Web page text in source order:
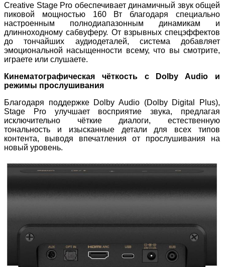
Creative Stage Pro обеспечивает динамичный звук общей
пиковой мощностью 160 Вт благодаря специально
настроенным полнодиапазонным динамикам и
длинноходному сабвуферу. От взрывных спецэффектов
до тончайших аудиодеталей, система добавляет
эмоциональной насыщенности всему, что вы смотрите,
играете или слушаете.
Кинематографическая чёткость с Dolby Audio и
режимы прослушивания
Благодаря поддержке Dolby Audio (Dolby Digital Plus),
Stage Pro улучшает восприятие звука, предлагая
исключительно чёткие диалоги, естественную
тональность и изысканные детали для всех типов
контента, выводя впечатления от прослушивания на
новый уровень.